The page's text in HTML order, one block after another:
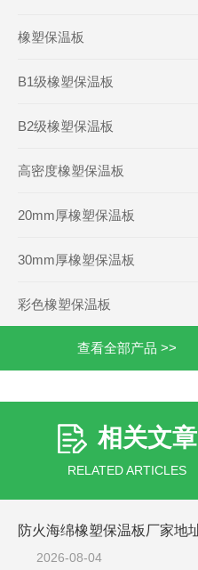
橡塑保温板
B1级橡塑保温板
B2级橡塑保温板
高密度橡塑保温板
20mm厚橡塑保温板
30mm厚橡塑保温板
彩色橡塑保温板
查看全部产品 >>
相关文章
RELATED ARTICLES
2026-08-04